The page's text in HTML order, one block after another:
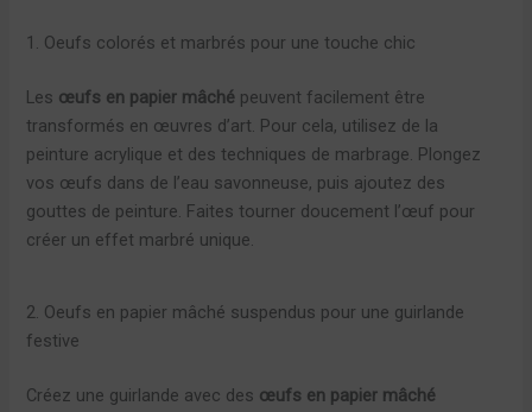
1. Oeufs colorés et marbrés pour une touche chic
Les œufs en papier mâché peuvent facilement être
transformés en œuvres d’art. Pour cela, utilisez de la
peinture acrylique et des techniques de marbrage. Plongez
vos œufs dans de l’eau savonneuse, puis ajoutez des
gouttes de peinture. Faites tourner doucement l’œuf pour
créer un effet marbré unique.
2. Oeufs en papier mâché suspendus pour une guirlande
festive
Créez une guirlande avec des œufs en papier mâché